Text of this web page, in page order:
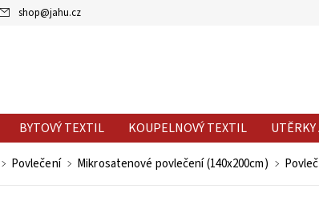
shop@jahu.cz
BYTOVÝ TEXTIL KOUPELNOVÝ TEXTIL
VÝPRODEJ %
Povlečení Mikrosatenové povlečení (140x200cm)